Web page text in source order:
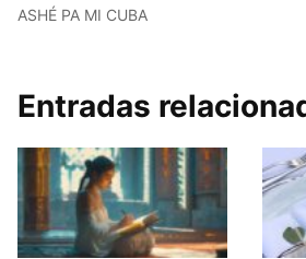
ASHÉ PA MI CUBA
Entradas